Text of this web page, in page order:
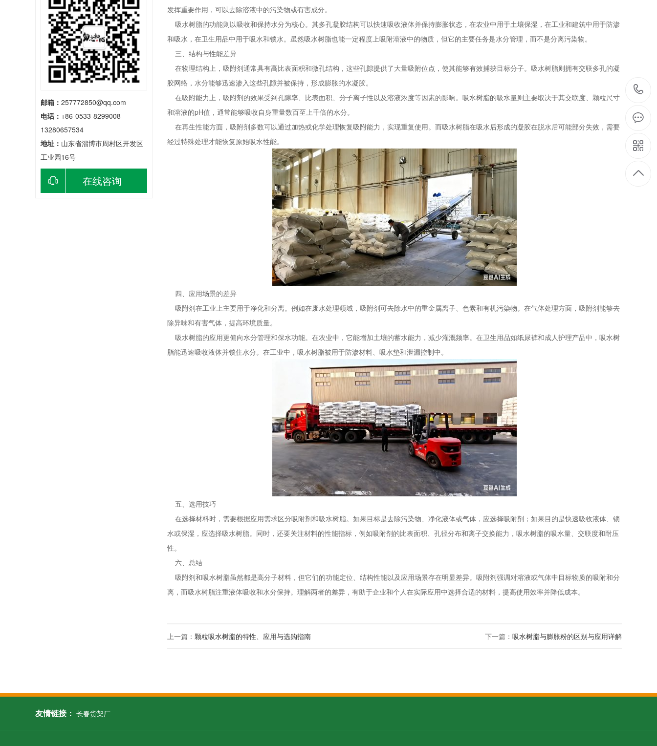
邮箱： 257772850@qq.com
电话： +86-0533-8299008
13280657534
地址： 山东省淄博市周村区开发区
工业园16号
在线咨询
发挥重要作用，可以去除溶液中的污染物或有害成分。
吸水树脂的功能则以吸收和保持水分为核心。其多孔凝胶结构可以快速吸收液体并保持膨胀状态，在农业中用于土壤保湿，在工业和建筑中用于防渗
和吸水，在卫生用品中用于吸水和锁水。虽然吸水树脂也能一定程度上吸附溶液中的物质，但它的主要任务是水分管理，而不是分离污染物。
三、结构与性能差异
在物理结构上，吸附剂通常具有高比表面积和微孔结构，这些孔隙提供了大量吸附位点，使其能够有效捕获目标分子。吸水树脂则拥有交联多孔的凝
胶网络，水分能够迅速渗入这些孔隙并被保持，形成膨胀的水凝胶。
在吸附能力上，吸附剂的效果受到孔隙率、比表面积、分子离子性以及溶液浓度等因素的影响。吸水树脂的吸水量则主要取决于其交联度、颗粒尺寸
和溶液的pH值，通常能够吸收自身重量数百至上千倍的水分。
在再生性能方面，吸附剂多数可以通过加热或化学处理恢复吸附能力，实现重复使用。而吸水树脂在吸水后形成的凝胶在脱水后可能部分失效，需要
经过特殊处理才能恢复原始吸水性能。
四、应用场景的差异
吸附剂在工业上主要用于净化和分离。例如在废水处理领域，吸附剂可去除水中的重金属离子、色素和有机污染物。在气体处理方面，吸附剂能够去
除异味和有害气体，提高环境质量。
吸水树脂的应用更偏向水分管理和保水功能。在农业中，它能增加土壤的蓄水能力，减少灌溉频率。在卫生用品如纸尿裤和成人护理产品中，吸水树
脂能迅速吸收液体并锁住水分。在工业中，吸水树脂被用于防渗材料、吸水垫和泄漏控制中。
五、选用技巧
在选择材料时，需要根据应用需求区分吸附剂和吸水树脂。如果目标是去除污染物、净化液体或气体，应选择吸附剂；如果目的是快速吸收液体、锁
水或保湿，应选择吸水树脂。同时，还要关注材料的性能指标，例如吸附剂的比表面积、孔径分布和离子交换能力，吸水树脂的吸水量、交联度和耐压
性。
六、总结
吸附剂和吸水树脂虽然都是高分子材料，但它们的功能定位、结构性能以及应用场景存在明显差异。吸附剂强调对溶液或气体中目标物质的吸附和分
离，而吸水树脂注重液体吸收和水分保持。理解两者的差异，有助于企业和个人在实际应用中选择合适的材料，提高使用效率并降低成本。
上一篇： 颗粒吸水树脂的特性、应用与选购指南 下一篇： 吸水树脂与膨胀粉的区别与应用详解
友情链接： 长春货架厂